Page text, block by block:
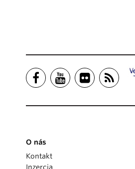
O nás
Kontakt
Inzercia